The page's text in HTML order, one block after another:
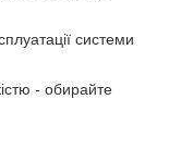
системи
- обирайте